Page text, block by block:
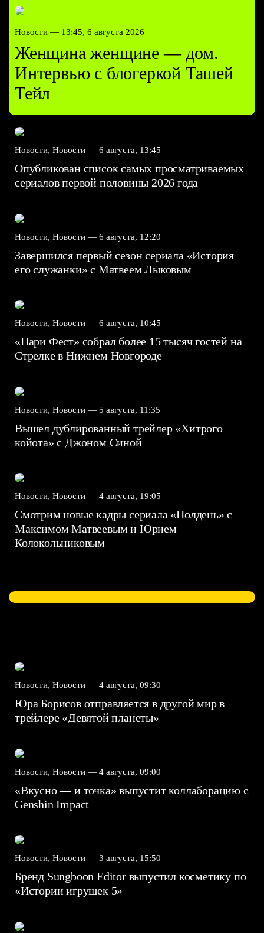
Новости — 13:45, 6 августа 2026
Женщина женщине — дом.
Интервью с блогеркой Ташей
Тейл
Новости, Новости — 6 августа, 13:45
Опубликован список самых просматриваемых
сериалов первой половины 2026 года
Новости, Новости — 6 августа, 12:20
Завершился первый сезон сериала «История
его служанки» с Матвеем Лыковым
Новости, Новости — 6 августа, 10:45
«Пари Фест» собрал более 15 тысяч гостей на
Стрелке в Нижнем Новгороде
Новости, Новости — 5 августа, 11:35
Вышел дублированный трейлер «Хитрого
койота» с Джоном Синой
Новости, Новости — 4 августа, 19:05
Смотрим новые кадры сериала «Полдень» с
Максимом Матвеевым и Юрием
Колокольниковым
Новости, Новости — 4 августа, 09:30
Юра Борисов отправляется в другой мир в
трейлере «Девятой планеты»
Новости, Новости — 4 августа, 09:00
«Вкусно — и точка» выпустит коллаборацию с
Genshin Impact⁠⁠
Новости, Новости — 3 августа, 15:50
Бренд Sungboon Editor выпустил косметику по
«Истории игрушек 5»